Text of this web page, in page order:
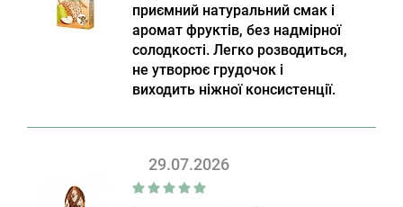
приємний натуральний смак і
аромат фруктів, без надмірної
солодкості. Легко розводиться,
не утворює грудочок і
виходить ніжної консистенції.
29.07.2026